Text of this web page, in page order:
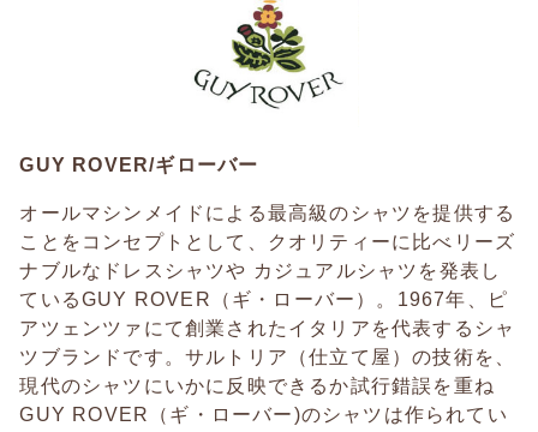
GUY ROVER/ギローバー
オールマシンメイドによる最高級のシャツを提供する
ことをコンセプトとして、クオリティーに比べリーズ
ナブルなドレスシャツや カジュアルシャツを発表し
ているGUY ROVER（ギ・ローバー）。1967年、ピ
アツェンツァにて創業されたイタリアを代表するシャ
ツブランドです。サルトリア（仕立て屋）の技術を、
現代のシャツにいかに反映できるか試行錯誤を重ね
GUY ROVER（ギ・ローバー)のシャツは作られてい